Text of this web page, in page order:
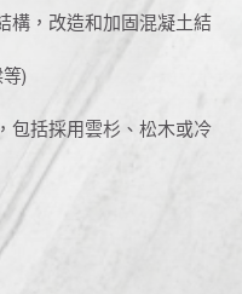
構，改造和加固混凝土結
)
包括採用雲杉、松木或冷